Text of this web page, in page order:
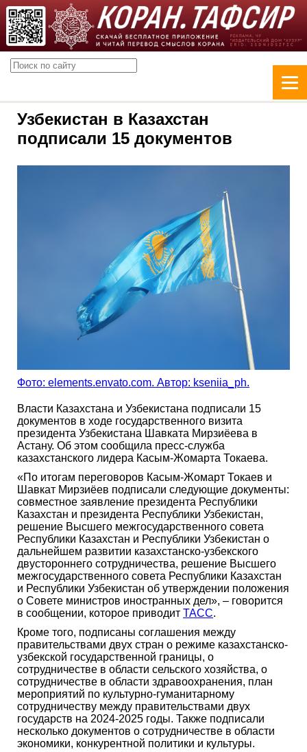
Узбекистан в Казахстан
подписали 15 документов
Фото: elements.envato.com. Автор: kseniia_ph.
Власти Казахстана и Узбекистана подписали 15
документов в ходе государственного визита
президента Узбекистана Шавката Мирзиёева в
Астану. Об этом сообщила пресс-служба
казахстанского лидера Касым-Жомарта Токаева.
«По итогам переговоров Касым-Жомарт Токаев и
Шавкат Мирзиёев подписали следующие документы:
совместное заявление президента Республики
Казахстан и президента Республики Узбекистан,
решение Высшего межгосударственного совета
Республики Казахстан и Республики Узбекистан о
дальнейшем развитии казахстанско-узбекского
двустороннего сотрудничества, решение Высшего
межгосударственного совета Республики Казахстан
и Республики Узбекистан об утверждении положения
о Совете министров иностранных дел», – говорится
в сообщении, которое приводит ТАСС.
Кроме того, подписаны соглашения между
правительствами двух стран о режиме казахстанско-
узбекской государственной границы, о
сотрудничестве в области сельского хозяйства, о
сотрудничестве в области здравоохранения, план
мероприятий по культурно-гуманитарному
сотрудничеству между правительствами двух
государств на 2024-2025 годы. Также подписали
несколько документов о сотрудничестве в области
экономики, конкурентной политики и культуры.